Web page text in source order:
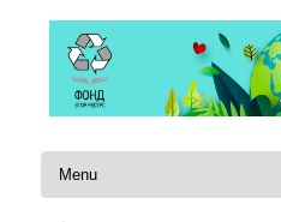
Перейти к содержимому